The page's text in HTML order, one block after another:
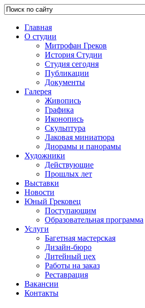
Главная
О студии
Митрофан Греков
История Студии
Студия сегодня
Публикации
Документы
Галерея
Живопись
Графика
Иконопись
Скульптура
Лаковая миниатюра
Диорамы и панорамы
Художники
Действующие
Прошлых лет
Выставки
Новости
Юный Грековец
Поступающим
Образовательная программа
Услуги
Багетная мастерская
Дизайн-бюро
Литейный цех
Работы на заказ
Реставрация
Вакансии
Контакты